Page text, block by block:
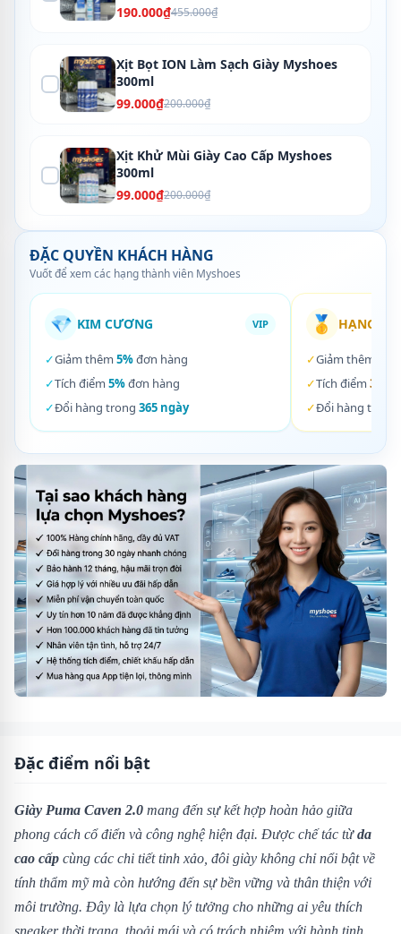
190.000₫455.000₫
Xịt Bọt ION Làm Sạch Giày Myshoes
300ml
99.000₫200.000₫
Xịt Khử Mùi Giày Cao Cấp Myshoes
300ml
99.000₫200.000₫
ĐẶC QUYỀN KHÁCH HÀNG
Vuốt để xem các hạng thành viên Myshoes
💎 KIM CƯƠNG VIP
✓Giảm thêm 5%đơn hàng
✓Tích điểm 5%đơn hàng
✓Đổi hàng trong 365 ngày
🥇 HẠNG
✓Giảm thêm
✓Tích điểm 3%
✓Đổi hàng trong
Đặc điểm nổi bật
Giày Puma Caven 2.0 mang đến sự kết hợp hoàn hảo giữa
phong cách cổ điển và công nghệ hiện đại. Được chế tác từda
cao cấp cùng các chi tiết tinh xảo, đôi giày không chỉ nổi bật về
tính thẩm mỹ mà còn hướng đến sự bền vững và thân thiện với
môi trường. Đây là lựa chọn lý tưởng cho những ai yêu thích
sneaker thời trang, thoải mái và có trách nhiệm với hành tinh.